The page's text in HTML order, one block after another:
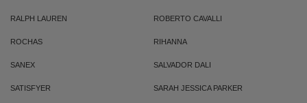
RALPH LAUREN ROBERTO CAVALLI
ROCHAS RIHANNA
SANEX SALVADOR DALI
SATISFYER SARAH JESSICA PARKER